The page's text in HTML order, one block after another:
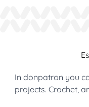
In donpatron you
projects. Crochet,